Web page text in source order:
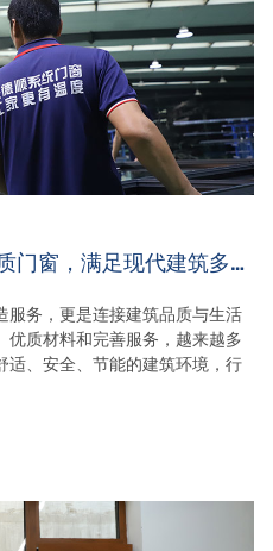
门窗，满足现代建筑多元
服务，更是连接建筑品质与生活
优质材料和完善服务，越来越多
适、安全、节能的建筑环境，行